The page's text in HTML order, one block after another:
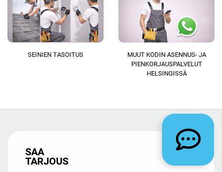
SEINIEN TASOITUS
MUUT KODIN ASENNUS- JA
PIENKORJAUSPALVELUT
HELSINGISSÄ
SAA
TARJOUS